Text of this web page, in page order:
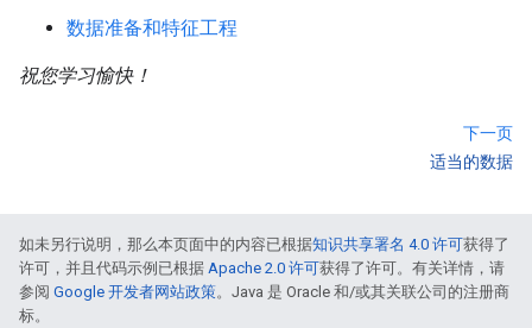
数据准备和特征工程
祝您学习愉快！
下一页
适当的数据
如未另行说明，那么本页面中的内容已根据知识共享署名 4.0 许可获得了
许可，并且代码示例已根据 Apache 2.0 许可获得了许可。有关详情，请
参阅 Google 开发者网站政策。Java 是 Oracle 和/或其关联公司的注册商
标。